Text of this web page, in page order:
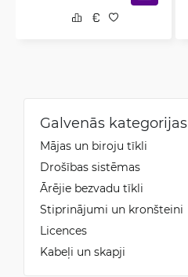
Galvenās kategorijas
Mājas un biroju tīkli
Drošības sistēmas
Ārējie bezvadu tīkli
Stiprinājumi un kronšteini
Licences
Kabeļi un skapji